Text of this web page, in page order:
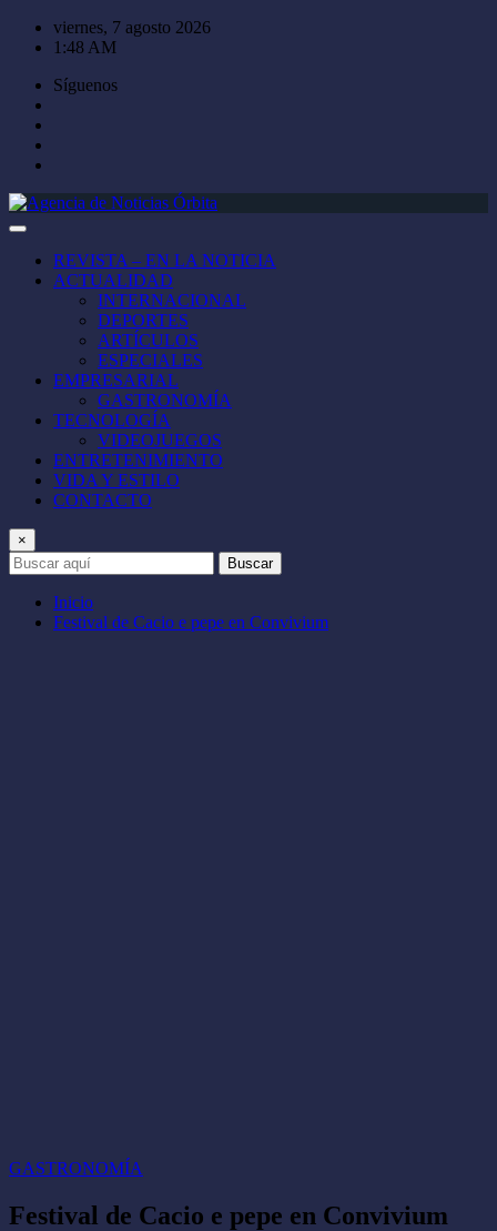
Saltar
viernes, 7 agosto 2026
1:48 AM
Síguenos
REVISTA – EN LA NOTICIA
ACTUALIDAD
INTERNACIONAL
DEPORTES
ARTÍCULOS
ESPECIALES
EMPRESARIAL
GASTRONOMÍA
TECNOLOGÍA
VIDEOJUEGOS
ENTRETENIMIENTO
VIDA Y ESTILO
CONTACTO
×
Buscar
Inicio
Festival de Cacio e pepe en Convivium
GASTRONOMÍA
Festival de Cacio e pepe en Convivium